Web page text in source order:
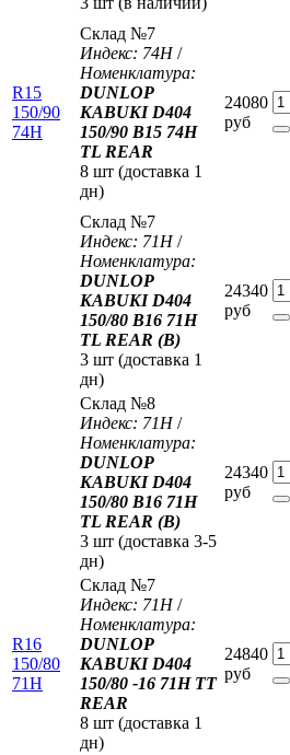
R15
150/90
74H
Склад №7
Индекс: 74H/
Номенклатура:
DUNLOP
KABUKI D404
150/90 B15 74H
TL REAR
8 шт (доставка 1
дн)
24080
руб
R16
150/80
71H
Склад №7
Индекс: 71H/
Номенклатура:
DUNLOP
KABUKI D404
150/80 B16 71H
TL REAR (B)
3 шт (доставка 1
дн)
24340
руб
Склад №8
Индекс: 71H/
Номенклатура:
DUNLOP
KABUKI D404
150/80 B16 71H
TL REAR (B)
3 шт (доставка 3-5
дн)
24340
руб
Склад №7
Индекс: 71H/
Номенклатура:
DUNLOP
KABUKI D404
150/80 -16 71H TT
REAR
8 шт (доставка 1
дн)
24840
руб